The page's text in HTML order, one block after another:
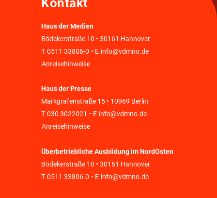
Haus der Medien
Bödekerstraße 10 • 30161 Hannover
T 0511 33806-0 • E info@vdmno.de
Anreisehinweise
Haus der Presse
Markgrafenstraße 15 • 10969 Berlin
T 030 3022021 • E info@vdmno.de
Anreisehinweise
Überbetriebliche Ausbildung im NordOsten
Bödekerstraße 10 • 30161 Hannover
T 0511 33806-0 • E info@vdmno.de